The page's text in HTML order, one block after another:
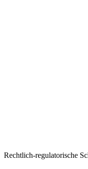
Rechtlich-regulatorische